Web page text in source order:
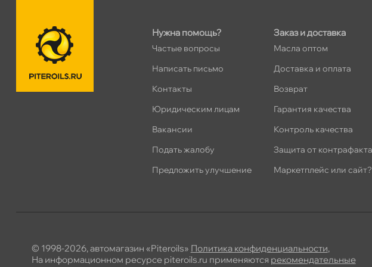
Нужна помощь?
Частые вопросы
Написать письмо
Контакты
Юридическим лицам
акансии
Подать жалобу
Предложить улучшение
Заказ и доставка
Масла оптом
Доставка и оплата
озврат
Гарантия качества
Контроль качества
Защита от контрафакта
Маркетплейс или сайт?
© 1998-2026, автомагазин «Piteroils» Политика конфиденциальности,
На информационном ресурсе piteroils.ru применяются рекомендательные